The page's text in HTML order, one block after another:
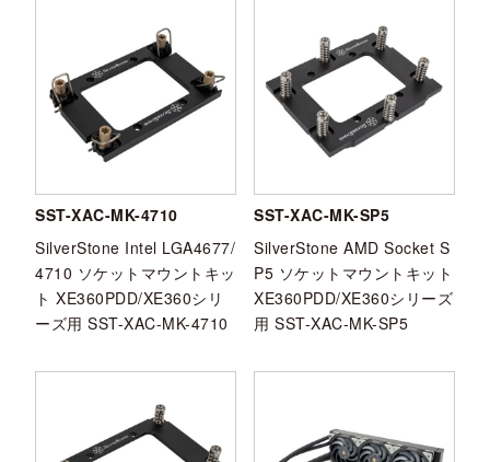
SST-XAC-MK-4710
SilverStone Intel LGA4677/
4710 ソケットマウントキッ
ト XE360PDD/XE360シリ
ーズ用 SST-XAC-MK-4710
SST-XAC-MK-SP5
SilverStone AMD Socket S
P5 ソケットマウントキット
XE360PDD/XE360シリーズ
用 SST-XAC-MK-SP5